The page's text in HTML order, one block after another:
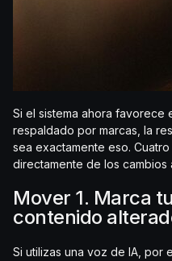
Si el sistema ahora
respaldado por marcas, la
sea exactamente eso.
directamente de los cambios
Mover 1. Marca
contenido
Si utilizas una voz de IA, por